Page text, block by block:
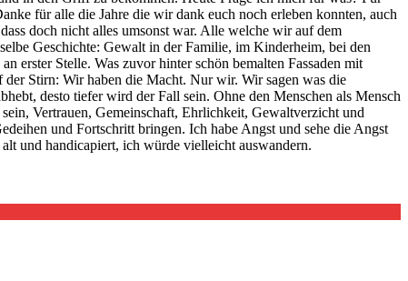
für alle die Jahre die wir dank euch noch erleben konnten, auch
doch nicht alles umsonst war. Alle welche wir auf dem
Geschichte: Gewalt in der Familie, im Kinderheim, bei den
erster Stelle. Was zuvor hinter schön bemalten Fassaden mit
Stirn: Wir haben die Macht. Nur wir. Wir sagen was die
desto tiefer wird der Fall sein. Ohne den Menschen als Mensch
Vertrauen, Gemeinschaft, Ehrlichkeit, Gewaltverzicht und
und Fortschritt bringen. Ich habe Angst und sehe die Angst
und handicapiert, ich würde vielleicht auswandern.